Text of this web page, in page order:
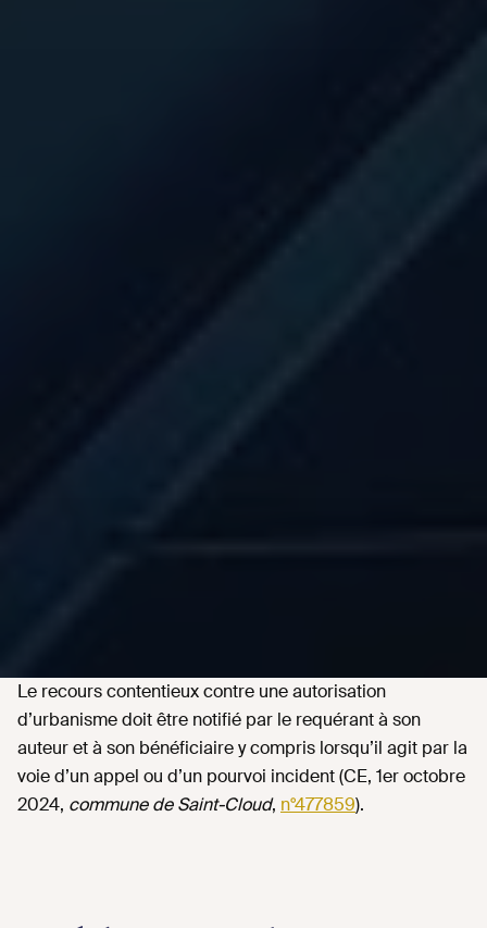
Le recours contentieux contre une autorisation
d’urbanisme doit être notifié par le requérant à son
auteur et à son bénéficiaire y compris lorsqu’il agit par la
voie d’un appel ou d’un pourvoi incident (CE, 1er octobre
2024, commune de Saint-Cloud, n°477859).